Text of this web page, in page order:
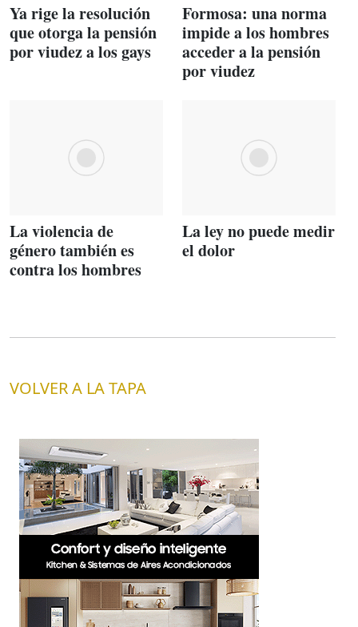
Ya rige la resolución
que otorga la pensión
por viudez a los gays
Formosa: una norma
impide a los hombres
acceder a la pensión
por viudez
La violencia de
género también es
contra los hombres
La ley no puede medir
el dolor
VOLVER A LA TAPA